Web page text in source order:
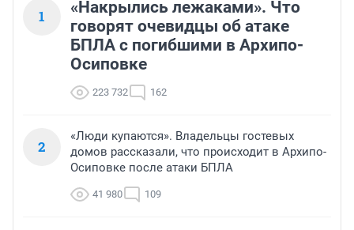
1
«Накрылись лежаками». Что
говорят очевидцы об атаке
БПЛА с погибшими в Архипо-
Осиповке
223 732 162
2
«Люди купаются». Владельцы гостевых
домов рассказали, что происходит в Архипо-
Осиповке после атаки БПЛА
41 980 109